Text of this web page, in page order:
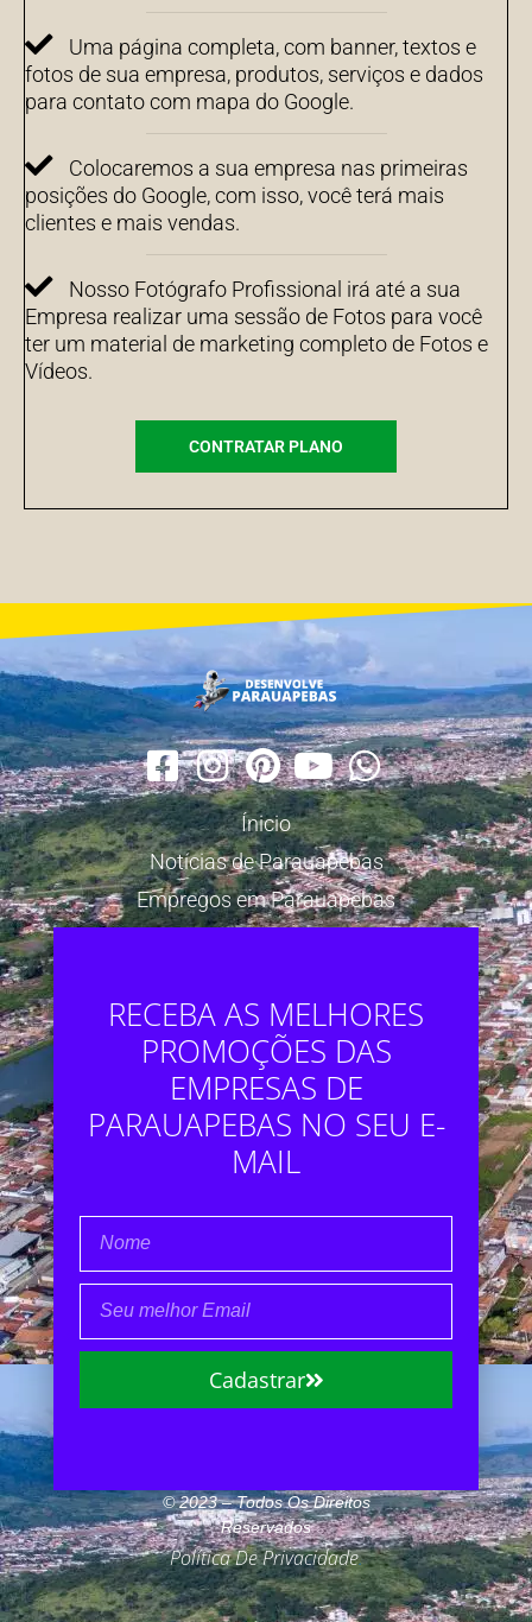
Uma página completa, com banner, textos e
fotos de sua empresa, produtos, serviços e dados
para contato com mapa do Google.
Colocaremos a sua empresa nas primeiras
posições do Google, com isso, você terá mais
clientes e mais vendas.
Nosso Fotógrafo Profissional irá até a sua
Empresa realizar uma sessão de Fotos para você
ter um material de marketing completo de Fotos e
Vídeos.
CONTRATAR PLANO
Ínicio
Notícias de Parauapebas
Empregos em Parauapebas
RECEBA AS MELHORES
PROMOÇÕES DAS
EMPRESAS DE
PARAUAPEBAS NO SEU E-
MAIL
Cadastrar
© 2023 – Todos Os Direitos
Reservados
Política De Privacidade.